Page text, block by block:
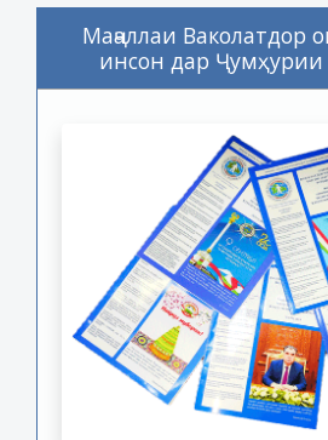
Маҷаллаи Ваколатдор
инсон дар Ҷумҳурии